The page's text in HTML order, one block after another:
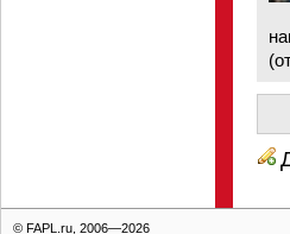
(
© FAPL.ru, 2006—2026